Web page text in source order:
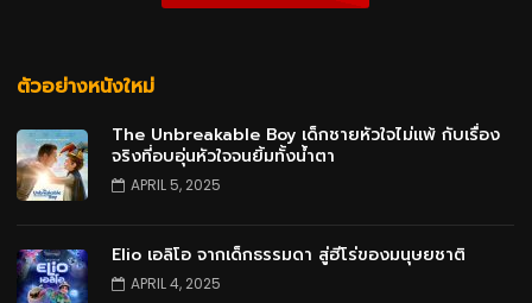
ตัวอย่างหนังใหม่
The Unbreakable Boy เด็กชายหัวใจไม่แพ้ กับเรื่อง
จริงที่อบอุ่นหัวใจจนยิ้มทั้งน้ำตา
APRIL 5, 2025
Elio เอลิโอ จากเด็กธรรมดา สู่ฮีโร่ของมนุษยชาติ
APRIL 4, 2025